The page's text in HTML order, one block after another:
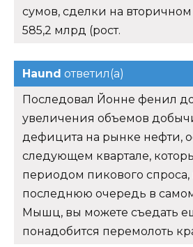
сумов, сделки на
585,2 млрд (рост.
Haund ответил(а)
Последовал Йонне фенил
увеличения объемов
дефицита на рынке нефти,
следующем квартале,
периодом пикового спроса,
последнюю очередь в самом
Мышц, вы можете съедать
понадобится перемолоть